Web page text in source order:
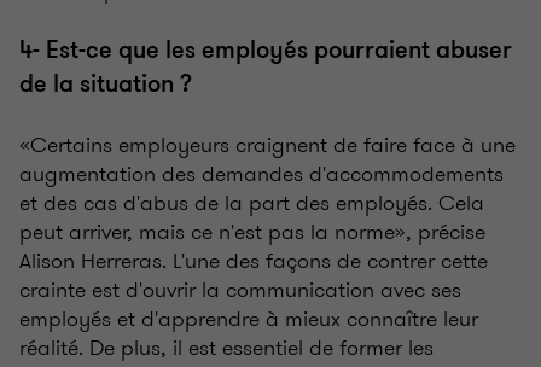
4- Est-ce que les employés pourraient abuser
de la situation ?
«Certains employeurs craignent de faire face à une
augmentation des demandes d'accommodements
et des cas d'abus de la part des employés. Cela
peut arriver, mais ce n'est pas la norme», précise
Alison Herreras. L'une des façons de contrer cette
crainte est d'ouvrir la communication avec ses
employés et d'apprendre à mieux connaître leur
réalité. De plus, il est essentiel de former les